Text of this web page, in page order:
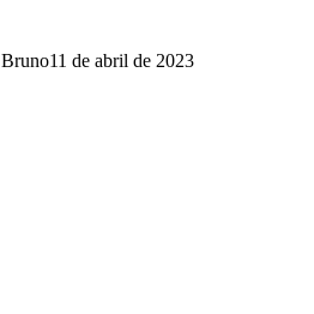
11 de abril de 2023